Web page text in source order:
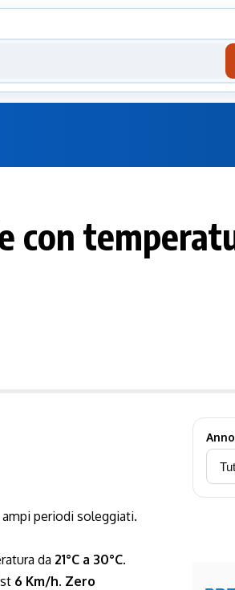
con
periodi soleggiati.
da 21°C a 30°C.
6 Km/h. Zero
Anno